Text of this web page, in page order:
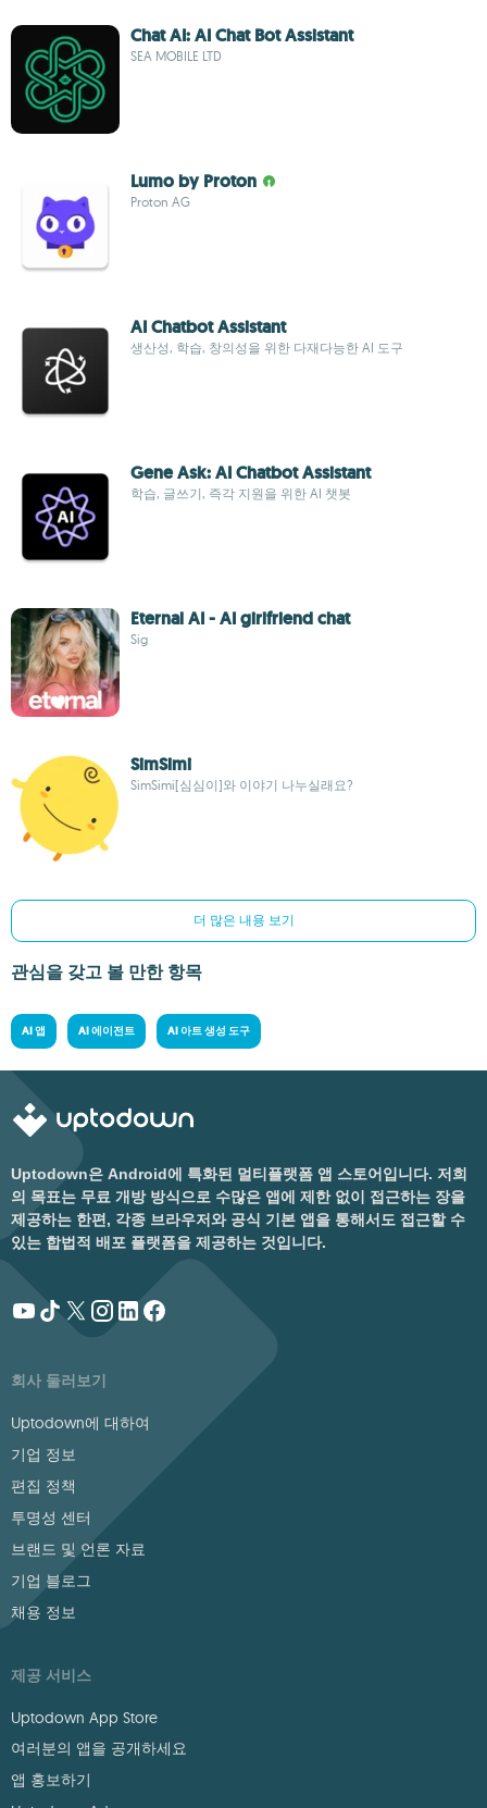
Chat AI: AI Chat Bot Assistant
SEA MOBILE LTD
Lumo by Proton
Proton AG
AI Chatbot Assistant
생산성, 학습, 창의성을 위한 다재다능한 AI 도구
Gene Ask: AI Chatbot Assistant
학습, 글쓰기, 즉각 지원을 위한 AI 챗봇
Eternal AI - AI girlfriend chat
Sig
SimSimi
SimSimi[심심이]와 이야기 나누실래요?
더 많은 내용 보기
관심을 갖고 볼 만한 항목
AI 앱 AI 에이전트 AI 아트 생성 도구
Uptodown은 Android에 특화된 멀티플랫폼 앱 스토어입니다. 저희
의 목표는 무료 개방 방식으로 수많은 앱에 제한 없이 접근하는 장을
제공하는 한편, 각종 브라우저와 공식 기본 앱을 통해서도 접근할 수
있는 합법적 배포 플랫폼을 제공하는 것입니다.
회사 둘러보기
Uptodown에 대하여
기업 정보
편집 정책
투명성 센터
브랜드 및 언론 자료
기업 블로그
채용 정보
제공 서비스
Uptodown App Store
여러분의 앱을 공개하세요
앱 홍보하기